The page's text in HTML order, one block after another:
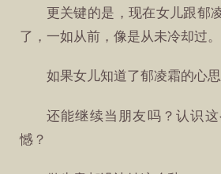
更关键的是，现在女儿跟郁
了，一如从前，像是从未冷却过。
如果女儿知道了郁凌霜的心
还能继续当朋友吗？认识
憾？